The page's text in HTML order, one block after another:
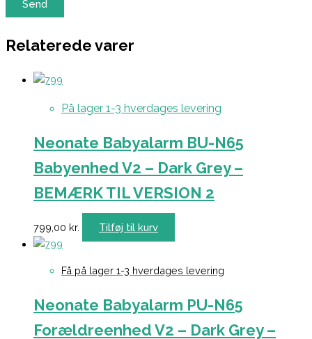
Relaterede varer
På lager 1-3 hverdages levering
Neonate Babyalarm BU-N65
Babyenhed V2 – Dark Grey –
BEMÆRK TIL VERSION 2
799,00 kr. Tilføj til kurv
Få på lager 1-3 hverdages levering
Neonate Babyalarm PU-N65
Forældreenhed V2 – Dark Grey –